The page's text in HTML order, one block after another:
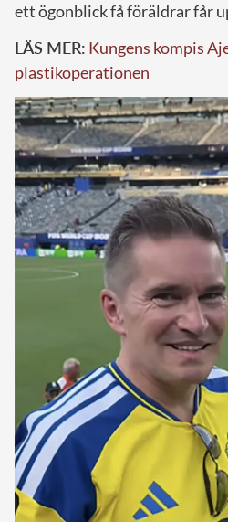
ett ögonblick få föräldrar får
LÄS MER: Kungens kompis
plastikoperationen